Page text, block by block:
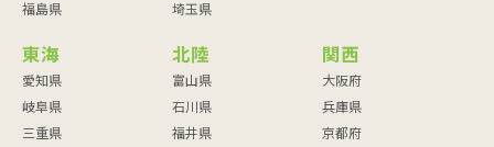
福島県
埼玉県
東海
愛知県
岐阜県
三重県
北陸
富山県
石川県
福井県
関西
大阪府
兵庫県
京都府